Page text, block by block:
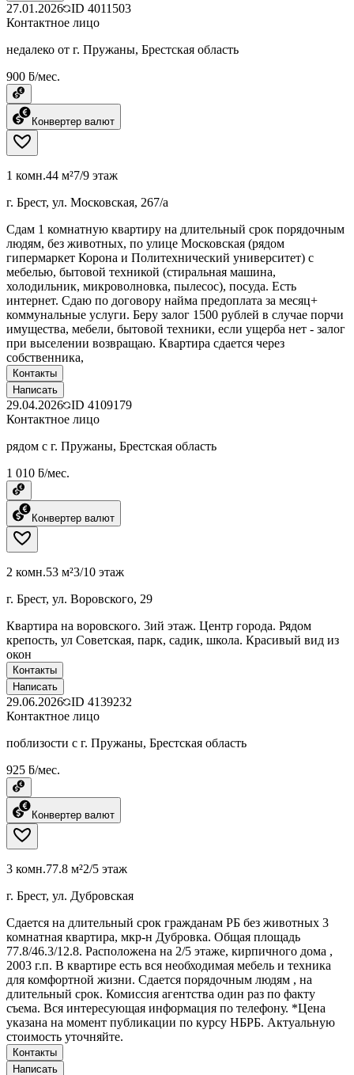
27.01.2026 ID 4011503
Контактное лицо
недалеко от г. Пружаны, Брестская область
900 ƃ/мес.
Конвертер валют
1 комн.44 м²7/9 этаж
г. Брест, ул. Московская, 267/а
Сдам 1 комнатную квартиру на длительный срок порядочным
людям, без животных, по улице Московская (рядом
гипермаркет Корона и Политехнический университет) с
мебелью, бытовой техникой (стиральная машина,
холодильник, микроволновка, пылесос), посуда. Есть
интернет. Сдаю по договору найма предоплата за месяц+
коммунальные услуги. Беру залог 1500 рублей в случае порчи
имущества, мебели, бытовой техники, если ущерба нет - залог
при выселении возвращаю. Квартира сдается через
собственника,
Контакты
Написать
29.04.2026 ID 4109179
Контактное лицо
рядом с г. Пружаны, Брестская область
1 010 ƃ/мес.
Конвертер валют
2 комн.53 м²3/10 этаж
г. Брест, ул. Воровского, 29
Квартира на воровского. 3ий этаж. Центр города. Рядом
крепость, ул Советская, парк, садик, школа. Красивый вид из
окон
Контакты
Написать
29.06.2026 ID 4139232
Контактное лицо
поблизости с г. Пружаны, Брестская область
925 ƃ/мес.
Конвертер валют
3 комн.77.8 м²2/5 этаж
г. Брест, ул. Дубровская
Сдается на длительный срок гражданам РБ без животных 3
комнатная квартира, мкр-н Дубровка. Общая площадь
77.8/46.3/12.8. Расположена на 2/5 этаже, кирпичного дома ,
2003 г.п. В квартире есть вся необходимая мебель и техника
для комфортной жизни. Сдается порядочным людям , на
длительный срок. Комиссия агентства один раз по факту
съема. Вся интересующая информация по телефону. *Цена
указана на момент публикации по курсу НБРБ. Актуальную
стоимость уточняйте.
Контакты
Написать